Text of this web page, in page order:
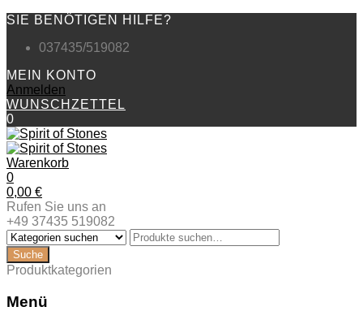
SIE BENÖTIGEN HILFE?
037435/519082
MEIN KONTO
Anmelden
WUNSCHZETTEL
0
Warenkorb
0
0,00 €
Rufen Sie uns an
+49 37435 519082
Produktkategorien
Menü